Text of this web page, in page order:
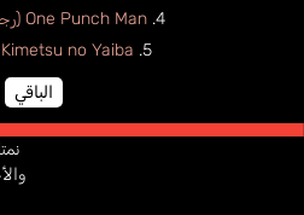
One Punch Man (رجل اللكمة الواحدة)
Kimetsu no Yaiba (قاتل الشياطين)
الباقي